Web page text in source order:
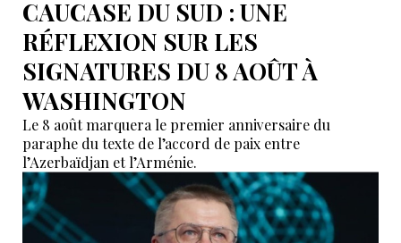
CAUCASE DU SUD : UNE
RÉFLEXION SUR LES
SIGNATURES DU 8 AOÛT À
WASHINGTON
Le 8 août marquera le premier anniversaire du
paraphe du texte de l’accord de paix entre
l’Azerbaïdjan et l’Arménie.